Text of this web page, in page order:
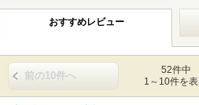
おすすめレビュー
前の10件へ
52件中
1～10件を